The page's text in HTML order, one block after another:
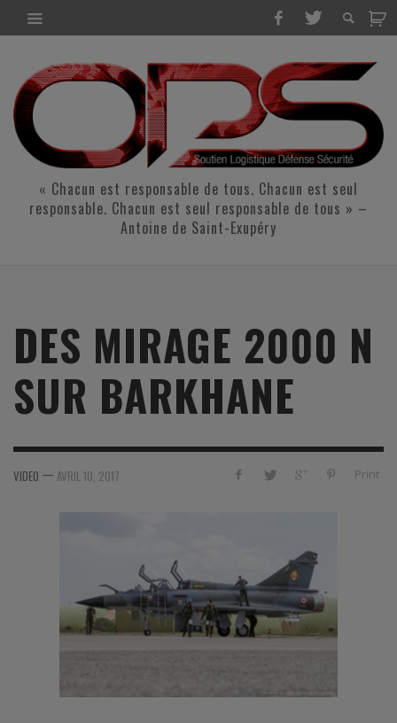
« Chacun est responsable de tous. Chacun est seul
responsable. Chacun est seul responsable de tous » –
Antoine de Saint-Exupéry
DES MIRAGE 2000 N
SUR BARKHANE
Print
VIDEO — AVRIL 10, 2017